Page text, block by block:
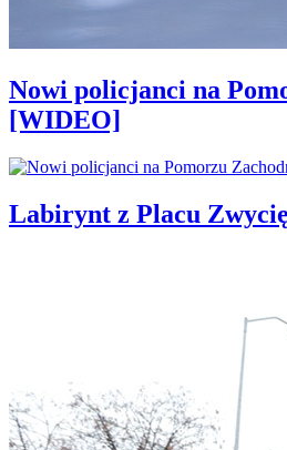
Nowi policjanci na
[WIDEO]
Labirynt z Placu